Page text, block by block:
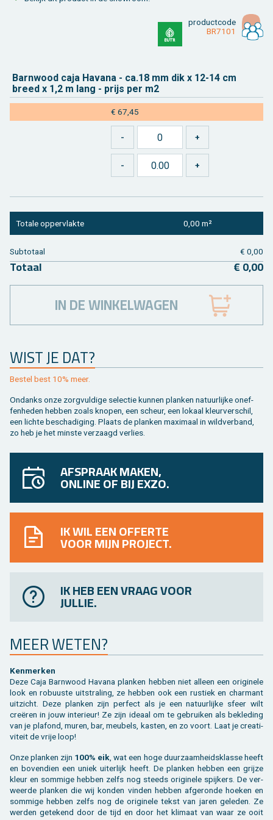
product­code
BR7101
Barn­wood caja Ha­va­na - ca.18 mm dik x 12-14 cm
breed x 1,2 m lang - prijs per m2
€ 67,45
WIST JE DAT?
Be­stel best 10% meer.
On­danks onze zorg­vul­di­ge se­lec­tie kun­nen plan­ken na­tuur­lij­ke on­ef­
fen­he­den heb­ben zoals kno­pen, een scheur, een lo­kaal kleur­ver­schil,
een lich­te be­scha­di­ging. Plaats de plan­ken maxi­maal in wild­ver­band,
zo heb je het min­ste ver­zaagd ver­lies.
To­ta­le op­per­vlak­te 0,00 m²
Sub­to­taal € 0,00
To­taal € 0,00
IN DE WINKELWAGEN
AFSPRAAK MAKEN,
ONLINE OF BIJ EXZO.
IK WIL EEN OFFERTE
VOOR MIJN PROJECT.
IK HEB EEN VRAAG VOOR
JULLIE.
MEER WETEN?
Ken­mer­ken
Deze Caja Barn­wood Ha­va­na plan­ken heb­ben niet al­leen een ori­gi­ne­le
look en ro­buus­te uit­stra­ling, ze heb­ben ook een rus­tiek en char­mant
uit­zicht. Deze plan­ken zijn per­fect als je een na­tuur­lij­ke sfeer wilt
creëren in jouw in­te­ri­eur! Ze zijn ide­aal om te ge­brui­ken als be­kle­ding
van je pla­fond, muren, bar, meu­bels, kas­ten, en zo voort. Laat je cre­a­ti­
vi­teit de vrije loop!
Onze plan­ken zijn 100% eik , wat een hoge duur­zaam­heids­klas­se heeft
en bo­ven­dien een uniek ui­ter­lijk heeft. De plan­ken heb­ben een grij­ze
kleur en som­mi­ge heb­ben zelfs nog steeds ori­gi­ne­le spij­kers. De ver­
weer­de plan­ken die wij kon­den vin­den heb­ben af­ge­ron­de hoe­ken en
som­mi­ge heb­ben zelfs nog de ori­gi­ne­le tekst van jaren ge­le­den. Ze
wer­den ge­te­kend door de tijd en door het kli­maat van waar ze ooit